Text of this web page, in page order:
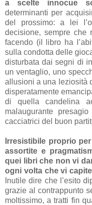
a scelte innocue
determinanti per
del prossimo: a lei
decisione, sempre che
facendo (il libro ha
sulla condotta delle
disturbata dai segni di
un ventaglio, uno
allusioni a una leziosità
disperatamente
di quella candelina
malaugurante
cacciatrici del buon
Irresistibile proprio
assortite e
quei libri che non vi
ogni volta che vi
Inutile dire che l’esito
grazie al contrappunto
moltissimo, a tratti fin